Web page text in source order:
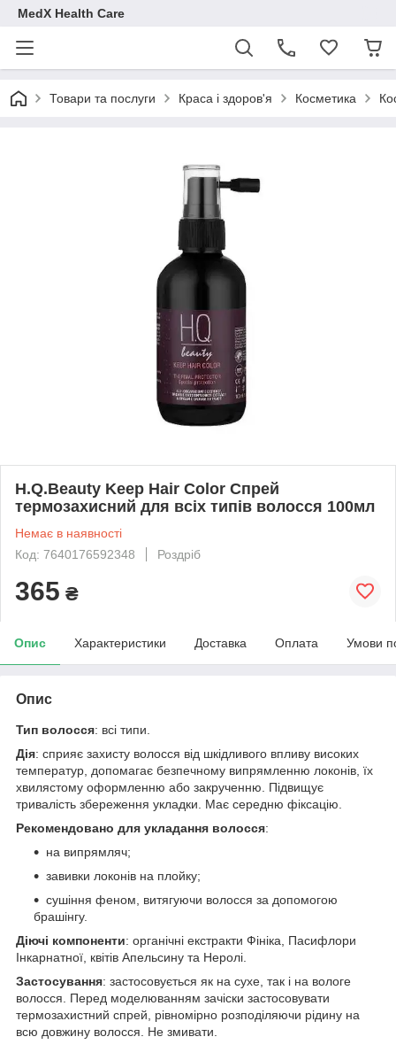
MedX Health Care
Товари та послуги Краса і здоров'я Косметика
H.Q.Beauty Keep Hair Color Спрей
термозахисний для всіх типів волосся 100мл
Немає в наявності
Код: 7640176592348
Роздріб
365 ₴
Опис Характеристики Доставка Оплата Умови
Опис
Тип волосся: всі типи.
Дія: сприяє захисту волосся від шкідливого впливу високих
температур, допомагає безпечному випрямленню локонів, їх
хвилястому оформленню або закрученню. Підвищує
тривалість збереження укладки. Має середню фіксацію.
Рекомендовано для укладання волосся:
на випрямляч;
завивки локонів на плойку;
сушіння феном, витягуючи волосся за допомогою
брашінгу.
Діючі компоненти: органічні екстракти Фініка, Пасифлори
Інкарнатної, квітів Апельсину та Неролі.
Застосування: застосовується як на сухе, так і на вологе
волосся. Перед моделюванням зачіски застосовувати
термозахистний спрей, рівномірно розподіляючи рідину на
всю довжину волосся. Не змивати.